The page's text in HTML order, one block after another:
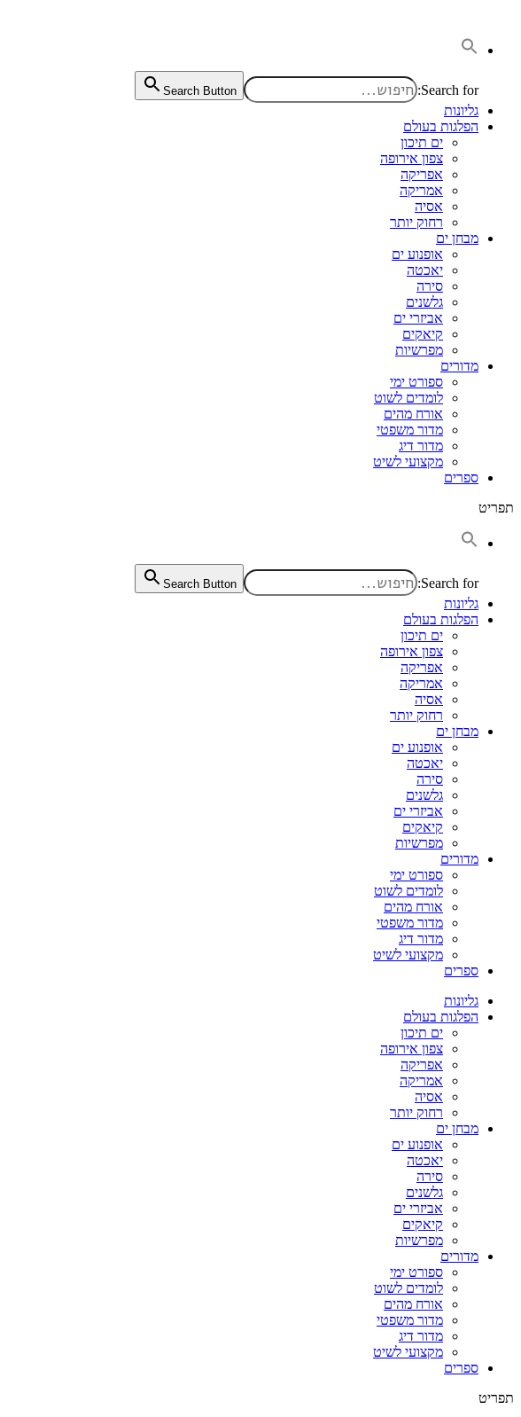
Search for:
Search Button
גליונות
הפלגות בעולם
ים תיכון
צפון אירופה
אפריקה
אמריקה
אסיה
רחוק יותר
מבחן ים
אופנוע ים
יאכטה
סירה
גלשנים
אביזרי ים
קיאקים
מפרשיות
מדורים
ספורט ימי
לומדים לשוט
אורח מהים
מדור משפטי
מדור דיג
מקצועי לשיט
ספרים
תפריט
Search for:
Search Button
גליונות
הפלגות בעולם
ים תיכון
צפון אירופה
אפריקה
אמריקה
אסיה
רחוק יותר
מבחן ים
אופנוע ים
יאכטה
סירה
גלשנים
אביזרי ים
קיאקים
מפרשיות
מדורים
ספורט ימי
לומדים לשוט
אורח מהים
מדור משפטי
מדור דיג
מקצועי לשיט
ספרים
גליונות
הפלגות בעולם
ים תיכון
צפון אירופה
אפריקה
אמריקה
אסיה
רחוק יותר
מבחן ים
אופנוע ים
יאכטה
סירה
גלשנים
אביזרי ים
קיאקים
מפרשיות
מדורים
ספורט ימי
לומדים לשוט
אורח מהים
מדור משפטי
מדור דיג
מקצועי לשיט
ספרים
תפריט